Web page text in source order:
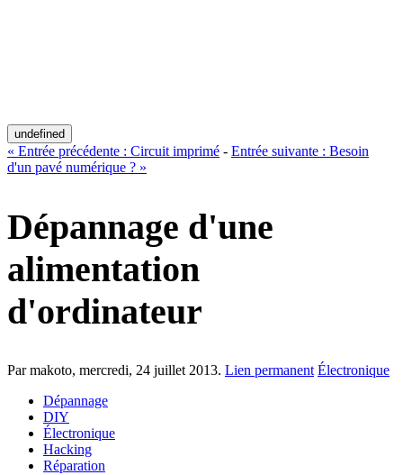
undefined
« Entrée précédente : Circuit imprimé - Entrée suivante : Besoin
d'un pavé numérique ? »
Dépannage d'une
alimentation
d'ordinateur
Par makoto, mercredi, 24 juillet 2013. Lien permanent Électronique
Dépannage
DIY
Électronique
Hacking
Réparation